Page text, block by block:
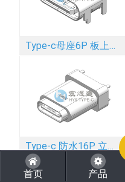
Type-c母座6P 板上四脚插板SMT 舌头外露 带弹 5.7L
Type-c 防水16P 立式四脚插板DIP 外露2.0mm IPX8
首页 产品